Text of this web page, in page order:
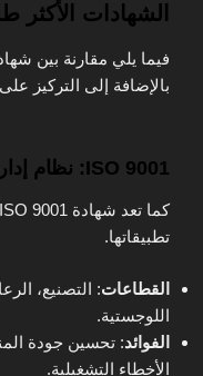
الشهادات الأكثر
فيما يلي مقارنة بين
بالإضافة إلى التركيز
ISO 9001: نظام إدارة الجودة
تطبيقاتها.
القطاعات: التصنيع،
اللوجستية.
الفوائد: تحسين جودة
الأخطاء التشغيلية.